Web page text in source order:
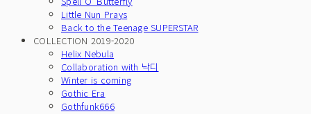
Little Nun Prays
Back to the Teenage SUPERSTAR
COLLECTION 2019-2020
Helix Nebula
Collaboration with 낙디
Winter is coming
Gothic Era
Gothfunk666